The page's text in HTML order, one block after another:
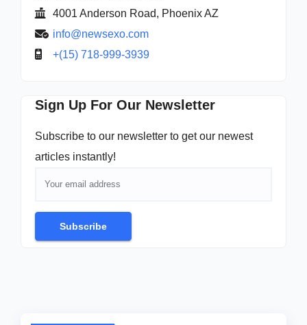
4001 Anderson Road, Phoenix AZ
info@newsexo.com
+(15) 718-999-3939
Sign Up For Our Newsletter
Subscribe to our newsletter to get our newest
articles instantly!
Subscribe